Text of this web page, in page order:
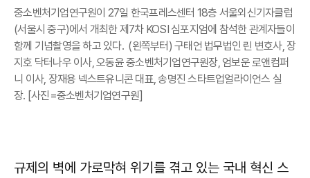
중소벤처기업연구원이 27일 한국프레스센터 18층 서울외신기자클럽
(서울시 중구)에서 개최한 제7차 KOSI 심포지엄에 참석한 관계자들이
함께 기념촬영을 하고 있다. (왼쪽부터) 구태언 법무법인 린 변호사, 장
지호 닥터나우 이사, 오동윤 중소벤처기업연구원장, 엄보운 로앤컴퍼
니 이사, 장재용 넥스트유니콘 대표, 송명진 스타트업얼라이언스 실
장. [사진=중소벤처기업연구원]
규제의 벽에 가로막혀 위기를 겪고 있는 국내 혁신 스